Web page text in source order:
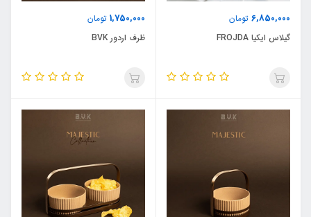
6,850,000 تومان
گیلاس ایکیا FROJDA
1,750,000 تومان
ظرف اردور BVK